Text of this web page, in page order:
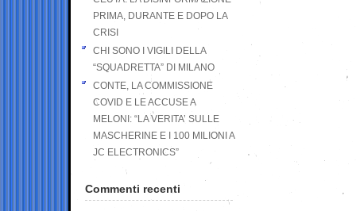
PRIMA, DURANTE E DOPO LA
CRISI
CHI SONO I VIGILI DELLA
“SQUADRETTA” DI MILANO
CONTE, LA COMMISSIONE
COVID E LE ACCUSE A
MELONI: “LA VERITA’ SULLE
MASCHERINE E I 100 MILIONI A
JC ELECTRONICS”
Commenti recenti